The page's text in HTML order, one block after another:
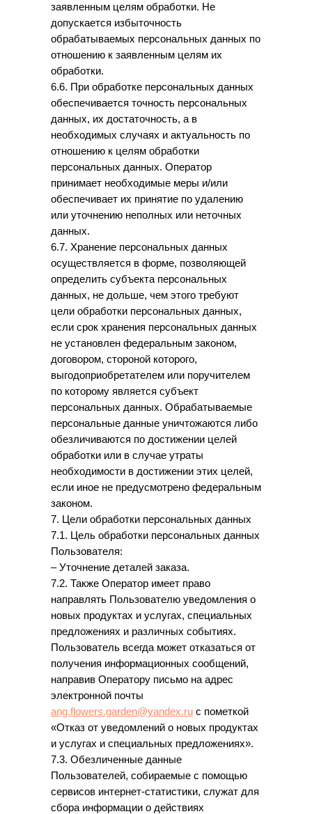
заявленным целям обработки. Не
допускается избыточность
обрабатываемых персональных данных по
отношению к заявленным целям их
обработки.
6.6. При обработке персональных данных
обеспечивается точность персональных
данных, их достаточность, а в
необходимых случаях и актуальность по
отношению к целям обработки
персональных данных. Оператор
принимает необходимые меры и/или
обеспечивает их принятие по удалению
или уточнению неполных или неточных
данных.
6.7. Хранение персональных данных
осуществляется в форме, позволяющей
определить субъекта персональных
данных, не дольше, чем этого требуют
цели обработки персональных данных,
если срок хранения персональных данных
не установлен федеральным законом,
договором, стороной которого,
выгодоприобретателем или поручителем
по которому является субъект
персональных данных. Обрабатываемые
персональные данные уничтожаются либо
обезличиваются по достижении целей
обработки или в случае утраты
необходимости в достижении этих целей,
если иное не предусмотрено федеральным
законом.
7. Цели обработки персональных данных
7.1. Цель обработки персональных данных
Пользователя:
– Уточнение деталей заказа.
7.2. Также Оператор имеет право
направлять Пользователю уведомления о
новых продуктах и услугах, специальных
предложениях и различных событиях.
Пользователь всегда может отказаться от
получения информационных сообщений,
направив Оператору письмо на адрес
электронной почты
ang.flowers.garden@yandex.ru с пометкой
«Отказ от уведомлений о новых продуктах
и услугах и специальных предложениях».
7.3. Обезличенные данные
Пользователей, собираемые с помощью
сервисов интернет-статистики, служат для
сбора информации о действиях